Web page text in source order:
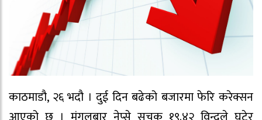
काठमाडौ, २६ भदौ । दुई दिन बढेको बजारमा फेरि करेक्सन